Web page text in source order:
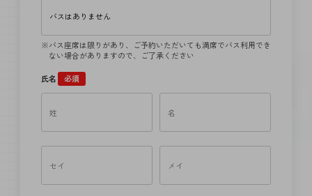
バス座席は限りがあり、ご予約いただいても満席でバス利用でき
ない場合がありますので、ご了承ください
氏名 必須